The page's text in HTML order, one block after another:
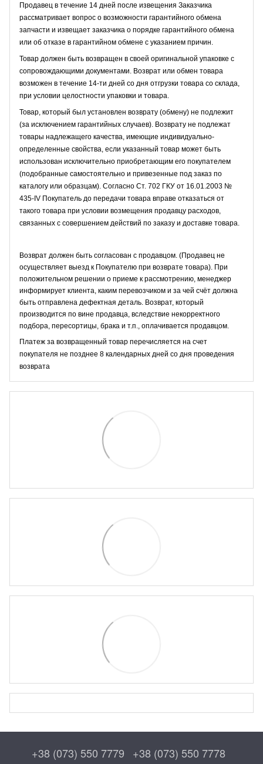
Продавец в течение 14 дней после извещения Заказчика
рассматривает вопрос о возможности гарантийного обмена
запчасти и извещает заказчика о порядке гарантийного обмена
или об отказе в гарантийном обмене с указанием причин.
Товар должен быть возвращен в своей оригинальной упаковке с
сопровождающими документами. Возврат или обмен товара
возможен в течение 14-ти дней со дня отгрузки товара со склада,
при условии целостности упаковки и товара.
Товар, который был установлен возврату (обмену) не подлежит
(за исключением гарантийных случаев). Возврату не подлежат
товары надлежащего качества, имеющие индивидуально-
определенные свойства, если указанный товар может быть
использован исключительно приобретающим его покупателем
(подобранные самостоятельно и привезенные под заказ по
каталогу или образцам). Согласно Ст. 702 ГКУ от 16.01.2003 №
435-IV Покупатель до передачи товара вправе отказаться от
такого товара при условии возмещения продавцу расходов,
связанных с совершением действий по заказу и доставке товара.
Возврат должен быть согласован с продавцом. (Продавец не
осуществляет выезд к Покупателю при возврате товара). При
положительном решении о приеме к рассмотрению, менеджер
информирует клиента, каким перевозчиком и за чей счёт должна
быть отправлена дефектная деталь. Возврат, который
производится по вине продавца, вследствие некорректного
подбора, пересортицы, брака и т.п., оплачивается продавцом.
Платеж за возвращенный товар перечисляется на счет
покупателя не позднее 8 календарных дней со дня проведения
возврата
+38 (073) 550 7779 +38 (073) 550 7778